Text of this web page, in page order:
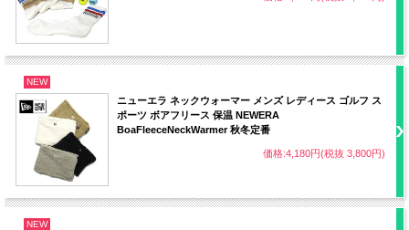
NEW
ニューエラ ネックウォーマー メンズ レディース ゴルフ ス
ポーツ ボアフリース 保温 NEWERA
BoaFleeceNeckWarmer 秋冬定番
価格:4,180円(税抜 3,800円)
NEW